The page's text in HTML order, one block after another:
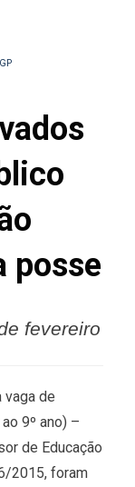
posse
fevereiro
vaga de
9º ano) –
de Educação
2015, foram